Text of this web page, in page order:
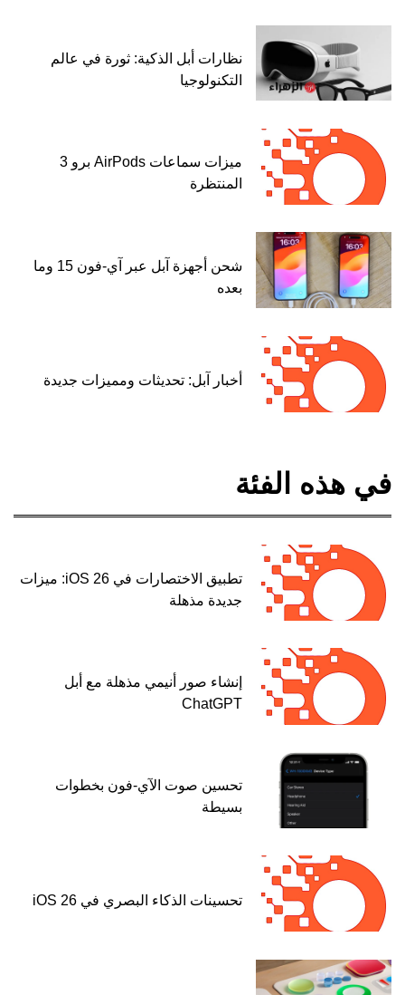
نظارات أبل الذكية: ثورة في عالم
التكنولوجيا
ميزات سماعات AirPods برو 3
المنتظرة
شحن أجهزة آبل عبر آي-فون 15 وما
بعده
أخبار آبل: تحديثات ومميزات جديدة
في هذه الفئة
تطبيق الاختصارات في iOS 26: ميزات
جديدة مذهلة
إنشاء صور أنيمي مذهلة مع أبل
ChatGPT
تحسين صوت الآي-فون بخطوات
بسيطة
تحسينات الذكاء البصري في iOS 26